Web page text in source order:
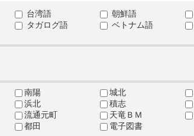
台湾語 朝鮮語
タガログ語 ベトナム語
南陽 城北
浜北 積志
流通元町 天竜ＢＭ
都田 電子図書